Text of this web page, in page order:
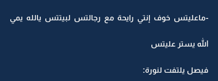
-ماعليتس خوف إنتي رايحة مع رجالتس لبيتتس يالله يمي
الله يستر عليتس
فيصل يلتفت لنورة: